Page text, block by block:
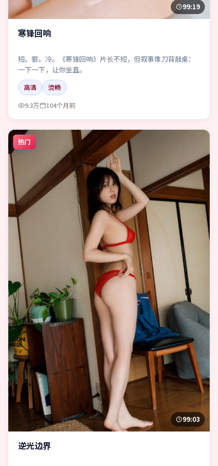
99:19
寒锋回响
短。狠。冷。《寒锋回响》片长不短，但叙事像刀背敲桌：
一下一下，让你坐直。
高清
流畅
9.3万
104个月前
热门
99:03
逆光边界